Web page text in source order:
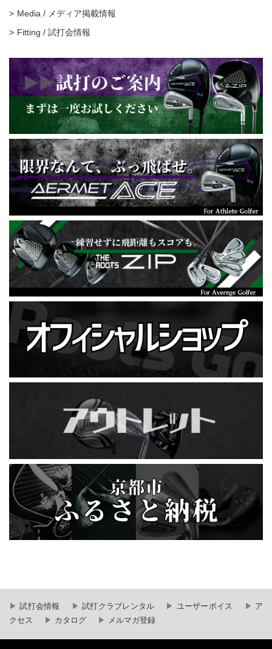
Media / メディア掲載情報
Fitting / 試打会情報
試打会情報 試打クラブレンタル ユーザーボイス
ア
クセス
カタログ メルマガ登録